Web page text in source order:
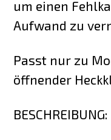
um einen
Aufwand zu
Passt nur zu
öffnender
BESCHREIBUNG: